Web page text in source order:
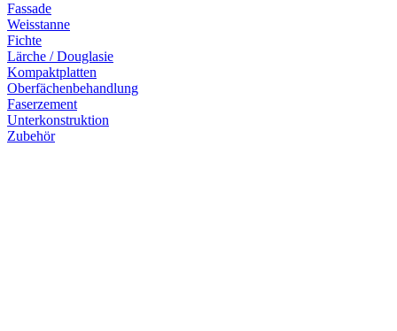
Fassade
Weisstanne
Fichte
Lärche / Douglasie
Kompaktplatten
Oberfächenbehandlung
Faserzement
Unterkonstruktion
Zubehör